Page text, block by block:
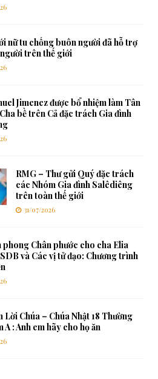
nữ tu chống buôn người đã hỗ trợ
trên thế giới
Jimenez được bổ nhiệm làm Tân
bề trên Cả đặc trách Gia đình
RMG – Thư gửi Quý đặc trách
các Nhóm Gia đình Salêdiêng
trên toàn thế giới
31/07/2026
phong Chân phước cho cha Elia
và Các vị tử đạo: Chương trình
Lời Chúa – Chúa Nhật 18 Thường
A : Anh em hãy cho họ ăn